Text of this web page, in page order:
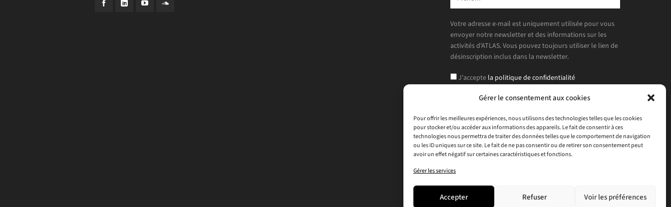
Gérer le consentement aux cookies
Pour offrir les meilleures expériences, nous utilisons des technologies telles que les cookies
pour stocker et/ou accéder aux informations des appareils. Le fait de consentir à ces
technologies nous permettra de traiter des données telles que le comportement de navigation
ou les ID uniques sur ce site. Le fait de ne pas consentir ou de retirer son consentement peut
avoir un effet négatif sur certaines caractéristiques et fonctions.
Gérer les services
Accepter Refuser Voir les préférences
Votre adresse e-mail est uniquement utilisée pour vous
envoyer notre newsletter et des informations sur les
activités d'ATLAS. Vous pouvez toujours utiliser le lien de
désinscription inclus dans la newsletter.
J'acceptela politique de confidentialité